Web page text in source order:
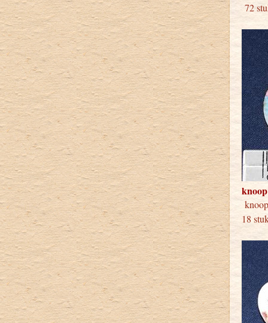
72
18